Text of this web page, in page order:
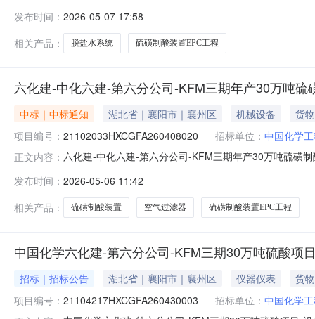
EPC工程（设计采购），建设资金已落实，项目所需中
发布时间： 2026-05-07 17:58
相关产品：
脱盐水系统 硫磺制酸装置EPC工程
六化建-中化六建-第六分公司-KFM三期年产30万吨
中标｜中标通知 湖北省｜襄阳市｜襄州区 机械设备
货物
项目编号： 21102033HXCGFA260408020 招标单位： 中国化学
正文内容： 六化建-中化六建-第六分公司-KFM三期年产30万吨硫磺
万吨硫磺制酸装置EPC工程-设备-空气过滤器采购标段(
发布时间： 2026-05-06 11:42
相关产品：
硫磺制酸装置 空气过滤器 硫磺制酸装置EPC工程
中国化学六化建-第六分公司-KFM三期30万吨硫酸项
招标｜招标公告 湖北省｜襄阳市｜襄州区 仪器仪表
货物
项目编号： 21104217HXCGFA260430003 招标单位： 中国化学